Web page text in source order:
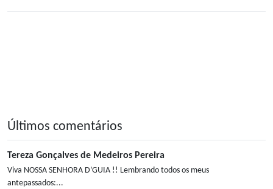
Últimos comentários
Tereza Gonçalves de Medeiros Pereira
Viva NOSSA SENHORA D’GUIA !! Lembrando todos os meus
antepassados:...